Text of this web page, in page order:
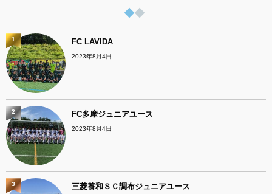
FC LAVIDA
2023年8月4日
1
FC多摩ジュニアユース
2023年8月4日
2
三菱養和ＳＣ調布ジュニアユース
3